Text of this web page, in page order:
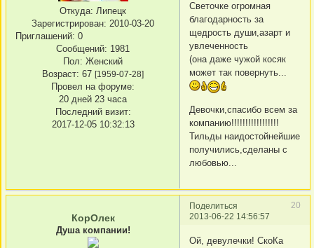
Откуда: Липецк
Зарегистрирован: 2010-03-20
Приглашений: 0
Сообщений: 1981
Пол: Женский
Возраст: 67 [1959-07-28]
Провел на форуме:
20 дней 23 часа
Последний визит:
2017-12-05 10:32:13
Светочке огромная
благодарность за
щедрость души,азарт и
увлеченность
(она даже чужой косяк
может так повернуть...
Девочки,спасибо всем за
компанию!!!!!!!!!!!!!!!!!
Тильды наидостойнейшие
получились,сделаны с
любовью...
Поделиться
20
2013-06-22 14:56:57
КорОлек
Душа компании!
Ой, девулечки! СкоКа